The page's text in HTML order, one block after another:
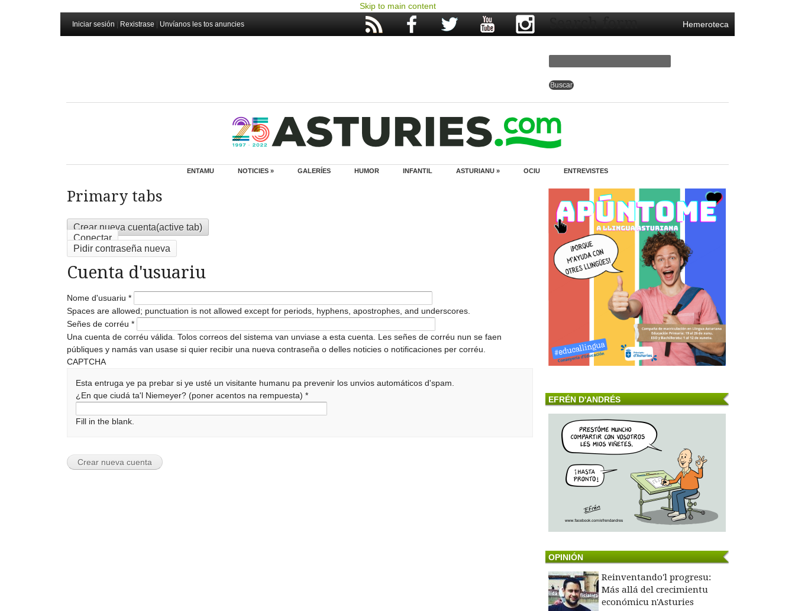
Skip to main content
Iniciar sesión Rexistrase Unvíanos les tos anuncies Hemeroteca
Search form
ENTAMU NOTICIES » GALERÍES HUMOR INFANTIL ASTURIANU » OCIU ENTREVISTES
Primary tabs
Crear nueva cuenta(active tab)
Conectar
Pidir contraseña nueva
Cuenta d'usuariu
Nome d'usuariu *
Spaces are allowed; punctuation is not allowed except for periods, hyphens, apostrophes, and underscores.
Señes de corréu *
Una cuenta de corréu válida. Tolos correos del sistema van unviase a esta cuenta. Les señes de corréu nun se faen
públiques y namás van usase si quier recibir una nueva contraseña o delles noticies o notificaciones per corréu.
CAPTCHA
Esta entruga ye pa prebar si ye usté un visitante humanu pa prevenir los unvios automáticos d'spam.
¿En que ciudá ta'l Niemeyer? (poner acentos na rempuesta)*
Fill in the blank.
EFRÉN D'ANDRÉS
OPINIÓN
Reinventando'l progresu:
Más allá del crecimientu
económicu n'Asturies